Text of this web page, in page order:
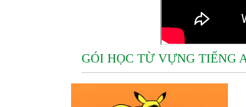
GÓI HỌC TỪ VỰNG TIẾNG